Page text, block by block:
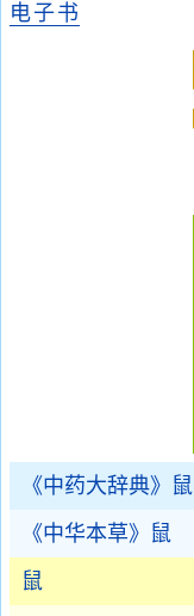
电子书
《中药大辞典》鼠
《中华本草》鼠
鼠